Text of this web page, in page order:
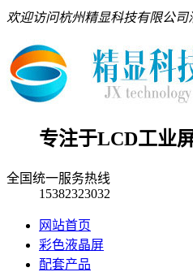
欢迎访问杭州精显科技有限公司
专注于LCD工业
全国统一服务热线
15382323032
网站首页
彩色液晶屏
配套产品